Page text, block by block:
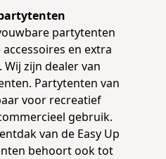
partytenten
en extra
Wij zijn dealer van
. Partytenten van
voor recreatief
gebruik.
van de Easy Up
behoort ook tot